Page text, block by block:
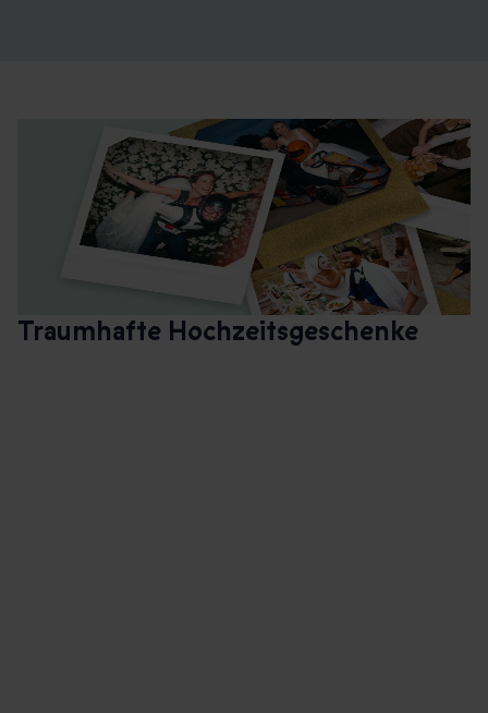
Traumhafte Hochzeitsgeschenke